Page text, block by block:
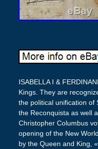
ISABELLA I &
Kings. They are
the political unification of
the Reconquista as well
Christopher Columbus
opening of the New
by the Queen and King,